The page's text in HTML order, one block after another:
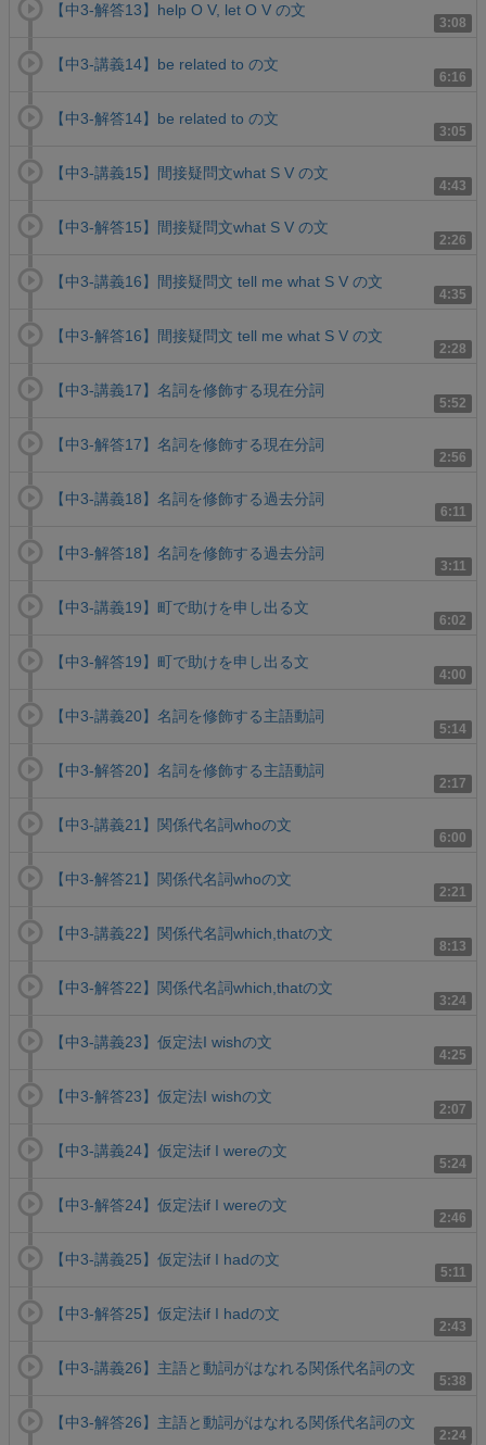
3:08
【中3-解答13】help O V, let O V の文
6:16
【中3-講義14】be related to の文
3:05
【中3-解答14】be related to の文
4:43
【中3-講義15】間接疑問文what S V の文
2:26
【中3-解答15】間接疑問文what S V の文
4:35
【中3-講義16】間接疑問文 tell me what S V の文
2:28
【中3-解答16】間接疑問文 tell me what S V の文
5:52
【中3-講義17】名詞を修飾する現在分詞
2:56
【中3-解答17】名詞を修飾する現在分詞
6:11
【中3-講義18】名詞を修飾する過去分詞
3:11
【中3-解答18】名詞を修飾する過去分詞
6:02
【中3-講義19】町で助けを申し出る文
4:00
【中3-解答19】町で助けを申し出る文
5:14
【中3-講義20】名詞を修飾する主語動詞
2:17
【中3-解答20】名詞を修飾する主語動詞
6:00
【中3-講義21】関係代名詞whoの文
2:21
【中3-解答21】関係代名詞whoの文
8:13
【中3-講義22】関係代名詞which,thatの文
3:24
【中3-解答22】関係代名詞which,thatの文
4:25
【中3-講義23】仮定法I wishの文
2:07
【中3-解答23】仮定法I wishの文
5:24
【中3-講義24】仮定法if I wereの文
2:46
【中3-解答24】仮定法if I wereの文
5:11
【中3-講義25】仮定法if I hadの文
2:43
【中3-解答25】仮定法if I hadの文
5:38
【中3-講義26】主語と動詞がはなれる関係代名詞の文
2:24
【中3-解答26】主語と動詞がはなれる関係代名詞の文